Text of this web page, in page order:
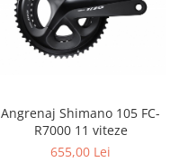
Angrenaj Shimano 105 FC-
R7000 11 viteze
655,00 Lei